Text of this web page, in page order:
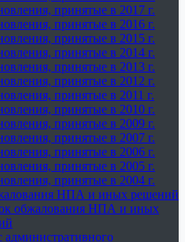
принятые в 2017 г.
принятые в 2016 г.
принятые в 2015 г.
принятые в 2014 г.
принятые в 2013 г.
принятые в 2012 г.
принятые в 2011 г.
принятые в 2010 г.
принятые в 2009 г.
принятые в 2007 г.
принятые в 2006 г.
принятые в 2005 г.
принятые в 2004 г.
НПА и иных решений
обжалования НПА и иных
административного